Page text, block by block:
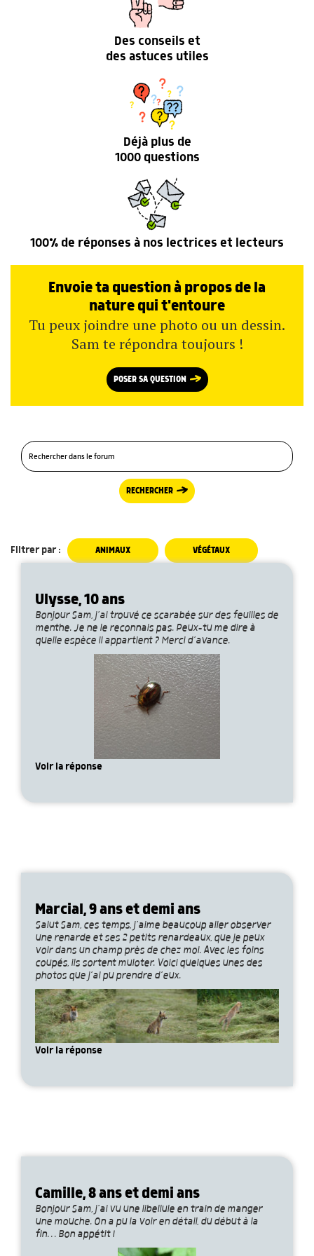
Des conseils et
des astuces utiles
Déjà plus de
1000 questions
100% de réponses à nos lectrices et lecteurs
Envoie ta question à propos de la
nature qui t'entoure
Tu peux joindre une photo ou un dessin.
Sam te répondra toujours !
POSER SA QUESTION
RECHERCHER
Filtrer par : ANIMAUX VÉGÉTAUX
Ulysse, 10 ans
Bonjour Sam, j’ai trouvé ce scarabée sur des feuilles de
menthe. Je ne le reconnais pas. Peux-tu me dire à
quelle espèce il appartient ? Merci d’avance.
Voir la réponse
Marcial, 9 ans et demi ans
Salut Sam, ces temps, j’aime beaucoup aller observer
une renarde et ses 2 petits renardeaux, que je peux
voir dans un champ près de chez moi. Avec les foins
coupés, ils sortent muloter. Voici quelques unes des
photos que j’ai pu prendre d’eux.
Voir la réponse
Camille, 8 ans et demi ans
Bonjour Sam, j’ai vu une libellule en train de manger
une mouche. On a pu la voir en détail, du début à la
fin… Bon appétit !